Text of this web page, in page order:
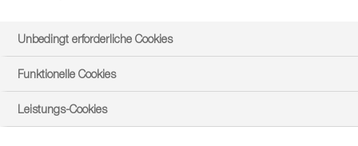
Unbedingt erforderliche Cookies
Funktionelle Cookies
Leistungs-Cookies